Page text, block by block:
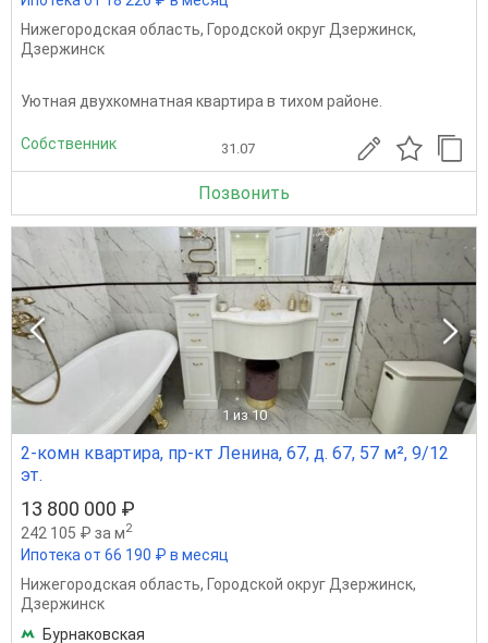
Нижегородская область, Городской округ Дзержинск,
Дзержинск
Уютная двухкомнатная квартира в тихом районе.
Собственник 31.07
Позвонить
1 из 10
2-комн квартира, пр-кт Ленина, 67, д. 67, 57 м², 9/12
эт.
13 800 000 ₽
242 105 ₽ за м2
Ипотека от 66 190 ₽ в месяц
Нижегородская область, Городской округ Дзержинск,
Дзержинск
Бурнаковская